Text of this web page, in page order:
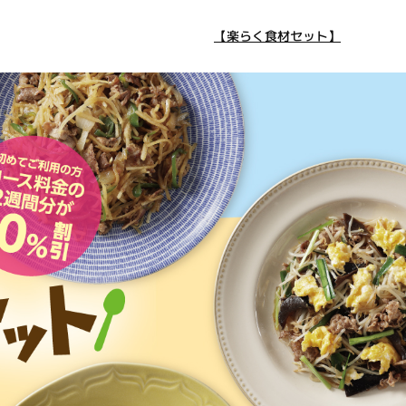
【楽らく食材セット】